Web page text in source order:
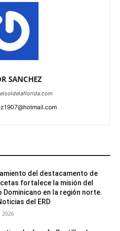
SANCHEZ
del destacamento de
fortalece la misión del
Dominicano en la región norte.
del ERD
2026